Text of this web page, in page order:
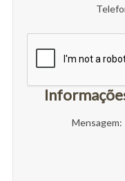
Mensagem: